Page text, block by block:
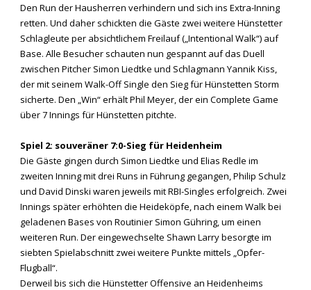
Den Run der Hausherren verhindern und sich ins Extra-Inning
retten. Und daher schickten die Gäste zwei weitere Hünstetter
Schlagleute per absichtlichem Freilauf („Intentional Walk“) auf
Base. Alle Besucher schauten nun gespannt auf das Duell
zwischen Pitcher Simon Liedtke und Schlagmann Yannik Kiss,
der mit seinem Walk-Off Single den Sieg für Hünstetten Storm
sicherte. Den „Win“ erhält Phil Meyer, der ein Complete Game
über 7 Innings für Hünstetten pitchte.
Spiel 2: souveräner 7:0-Sieg für Heidenheim
Die Gäste gingen durch Simon Liedtke und Elias Redle im
zweiten Inning mit drei Runs in Führung gegangen, Philip Schulz
und David Dinski waren jeweils mit RBI-Singles erfolgreich. Zwei
Innings später erhöhten die Heideköpfe, nach einem Walk bei
geladenen Bases von Routinier Simon Gühring, um einen
weiteren Run. Der eingewechselte Shawn Larry besorgte im
siebten Spielabschnitt zwei weitere Punkte mittels „Opfer-
Flugball“.
Derweil bis sich die Hünstetter Offensive an Heidenheims